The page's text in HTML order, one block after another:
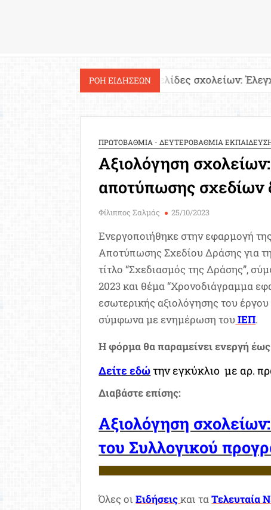
ΡΟΗ ΕΙΔΗΣΕΩΝ
Ιστοσελίδες σχολείων: Έλεγχος
ΠΡΩΤΟΒΑΘΜΙΑ - ΔΕΥΤΕΡΟΒΑΘΜΙΑ
Αξιολόγηση
αποτύπωσης σχεδίων
Φίλιππος Σαλμάς 25/10/2023
Ενεργοποιήθηκε στην εφαρμογή
Αποτύπωσης Σχεδίου Δράσης για
τίτλο “Σχεδιασμός της Δράσης”,
2023 και θέμα “Χρονοδιάγραμμα
εσωτερικής αξιολόγησης του
σύμφωνα με ενημέρωση τουΙΕΠ.
Η φόρμα θα παραμείνει ενεργή έως
Δείτε εδώτην εγκύκλιο με αρ.
Διαβάστε επίσης:
Αξιολόγηση
του Συλλογικού
Όλες οιΕιδήσειςκαι ταΤελευταία